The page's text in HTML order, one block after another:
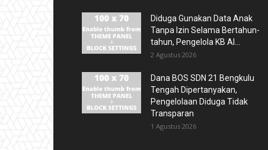
Diduga Gunakan Data Anak
Tanpa Izin Selama Bertahun-
tahun, Pengelola KB Al...
2 Agustus 2026
Dana BOS SDN 21 Bengkulu
Tengah Dipertanyakan,
Pengelolaan Diduga Tidak
Transparan
1 Agustus 2026